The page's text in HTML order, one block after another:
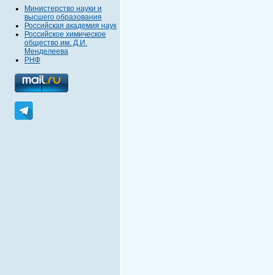
Министерство науки и
высшего образования
Российская академия наук
Российское химическое
общество им. Д.И.
Менделеева
РНФ